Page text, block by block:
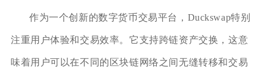
作为一个创新的数字货币交易平台，Duckswap特别
注重用户体验和交易效率。它支持跨链资产交换，这意
味着用户可以在不同的区块链网络之间无缝转移和交易